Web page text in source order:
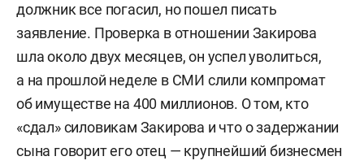
должник все погасил, но пошел писать
заявление. Проверка в отношении Закирова
шла около двух месяцев, он успел уволиться,
а на прошлой неделе в СМИ слили компромат
об имуществе на 400 миллионов. О том, кто
«сдал» силовикам Закирова и что о задержании
сына говорит его отец — крупнейший бизнесмен